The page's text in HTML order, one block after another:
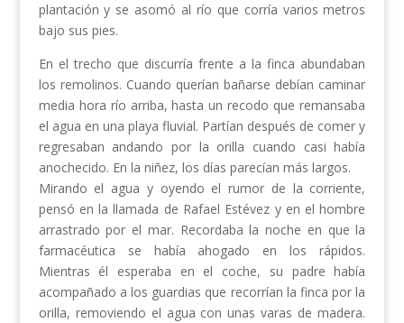
plantación y se asomó al río que corría varios metros
bajo sus pies.
En el trecho que discurría frente a la finca abundaban
los remolinos. Cuando querían bañarse debían caminar
media hora río arriba, hasta un recodo que remansaba
el agua en una playa fluvial. Partían después de comer y
regresaban andando por la orilla cuando casi había
anochecido. En la niñez, los días parecían más largos.
Mirando el agua y oyendo el rumor de la corriente,
pensó en la llamada de Rafael Estévez y en el hombre
arrastrado por el mar. Recordaba la noche en que la
farmacéutica se había ahogado en los rápidos.
Mientras él esperaba en el coche, su padre había
acompañado a los guardias que recorrían la finca por la
orilla, removiendo el agua con unas varas de madera.